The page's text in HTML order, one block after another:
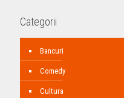
Categorii
Bancuri
Comedy
Cultura